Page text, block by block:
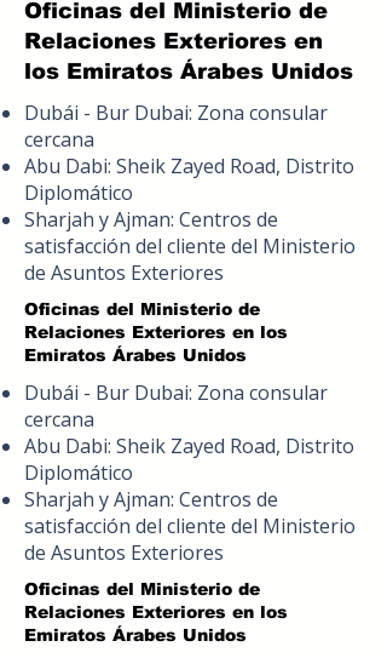
Oficinas del Ministerio de
Relaciones Exteriores en
los Emiratos Árabes Unidos
Dubái - Bur Dubai: Zona consular
cercana
Abu Dabi: Sheik Zayed Road, Distrito
Diplomático
Sharjah y Ajman: Centros de
satisfacción del cliente del Ministerio
de Asuntos Exteriores
Oficinas del Ministerio de
Relaciones Exteriores en los
Emiratos Árabes Unidos
Dubái - Bur Dubai: Zona consular
cercana
Abu Dabi: Sheik Zayed Road, Distrito
Diplomático
Sharjah y Ajman: Centros de
satisfacción del cliente del Ministerio
de Asuntos Exteriores
Oficinas del Ministerio de
Relaciones Exteriores en los
Emiratos Árabes Unidos